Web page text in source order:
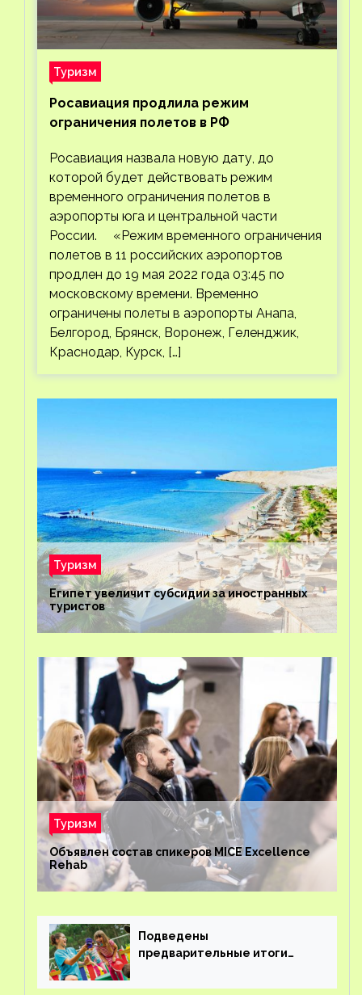
Туризм
Росавиация продлила режим
ограничения полетов в РФ
Росавиация назвала новую дату, до
которой будет действовать режим
временного ограничения полетов в
аэропорты юга и центральной части
России. «Режим временного ограничения
полетов в 11 российских аэропортов
продлен до 19 мая 2022 года 03:45 по
московскому времени. Временно
ограничены полеты в аэропорты Анапа,
Белгород, Брянск, Воронеж, Геленджик,
Краснодар, Курск, […]
Туризм
Египет увеличит субсидии за иностранных
туристов
Туризм
Объявлен состав спикеров MICE Excellence
Rehab
Подведены
предварительные итоги